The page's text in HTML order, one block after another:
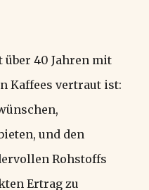
über 40 Jahren mit
Kaffees vertraut ist:
und den
Rohstoffs
Ertrag zu